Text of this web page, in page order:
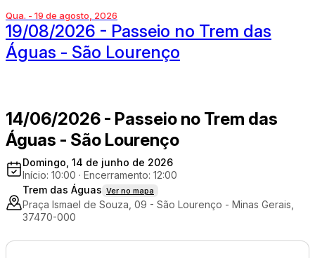
Qua. - 19 de agosto, 2026
19/08/2026 - Passeio no Trem das
Águas - São Lourenço
14/06/2026 - Passeio no Trem das
Águas - São Lourenço
Domingo, 14 de junho de 2026
Início: 10:00 · Encerramento: 12:00
Trem das Águas Ver no mapa
Praça Ismael de Souza, 09 - São Lourenço - Minas Gerais,
37470-000